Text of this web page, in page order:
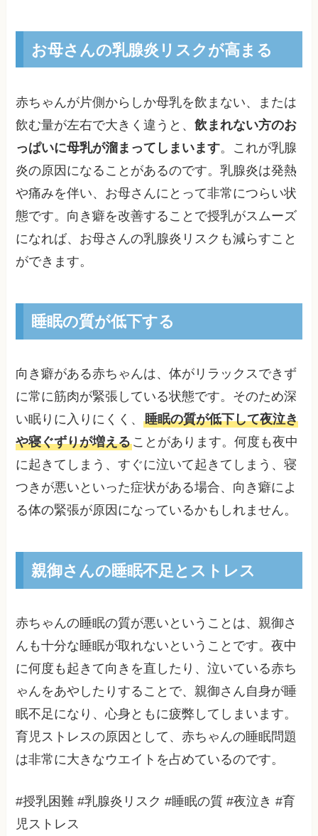
お母さんの乳腺炎リスクが高まる
赤ちゃんが片側からしか母乳を飲まない、または
飲む量が左右で大きく違うと、飲まれない方のお
っぱいに母乳が溜まってしまいます。これが乳腺
炎の原因になることがあるのです。乳腺炎は発熱
や痛みを伴い、お母さんにとって非常につらい状
態です。向き癖を改善することで授乳がスムーズ
になれば、お母さんの乳腺炎リスクも減らすこと
ができます。
睡眠の質が低下する
向き癖がある赤ちゃんは、体がリラックスできず
に常に筋肉が緊張している状態です。そのため深
い眠りに入りにくく、睡眠の質が低下して夜泣き
や寝ぐずりが増えることがあります。何度も夜中
に起きてしまう、すぐに泣いて起きてしまう、寝
つきが悪いといった症状がある場合、向き癖によ
る体の緊張が原因になっているかもしれません。
親御さんの睡眠不足とストレス
赤ちゃんの睡眠の質が悪いということは、親御さ
んも十分な睡眠が取れないということです。夜中
に何度も起きて向きを直したり、泣いている赤ち
ゃんをあやしたりすることで、親御さん自身が睡
眠不足になり、心身ともに疲弊してしまいます。
育児ストレスの原因として、赤ちゃんの睡眠問題
は非常に大きなウエイトを占めているのです。
#授乳困難 #乳腺炎リスク #睡眠の質 #夜泣き #育
児ストレス